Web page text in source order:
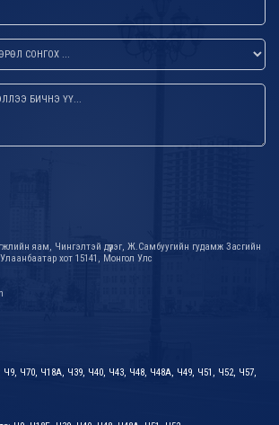
яам, Чингэлтэй дүүрэг, Ж.Самбуугийн гудамж Засгийн
хот 15141, Монгол Улс
Ч9, Ч70, Ч18А, Ч39, Ч40, Ч43, Ч48, Ч48А, Ч49, Ч51, Ч52, Ч57,